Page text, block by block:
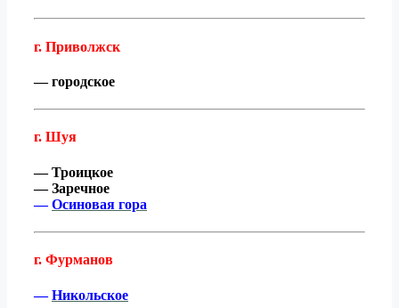
г. Приволжск
— городское
г. Шуя
— Троицкое
— Заречное
—Осиновая гора
г. Фурманов
—Никольское